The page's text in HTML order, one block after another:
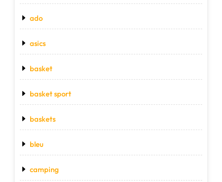
ado
asics
basket
basket sport
baskets
bleu
camping